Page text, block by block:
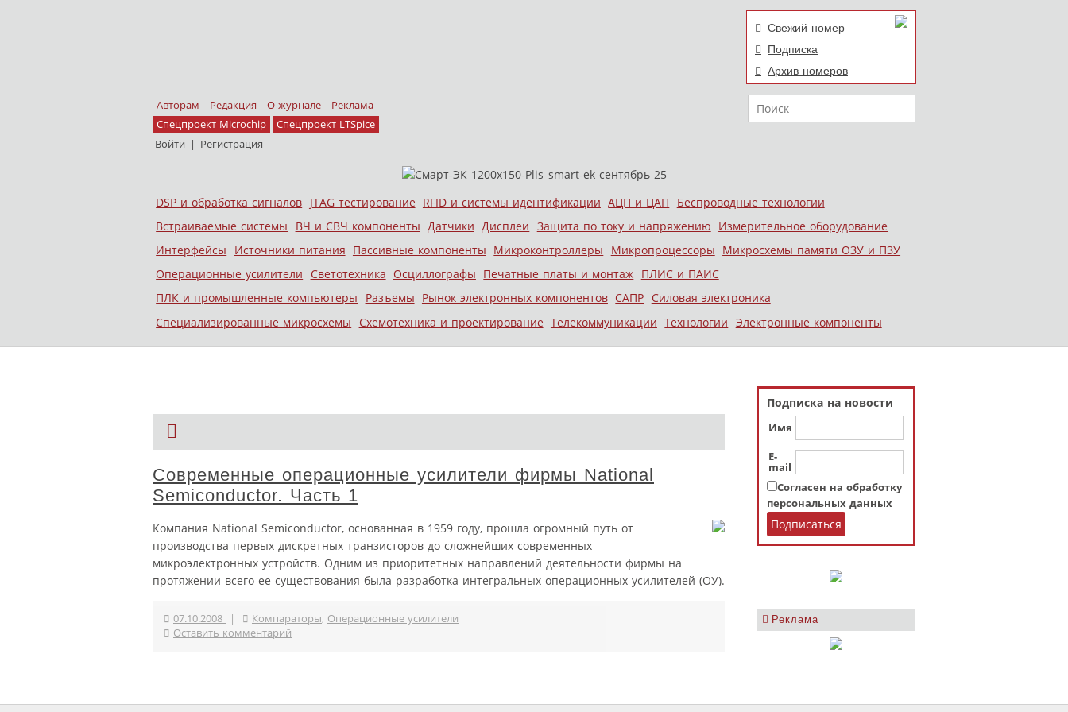
Авторам Редакция О журнале
Реклама
Спецпроект Microchip
Спецпроект LTSpice
Войти | Регистрация
Свежий номер
Подписка
Архив номеров
Поиск
Меню
Skip to content
DSP и обработка сигналов JTAG тестирование RFID и системы идентификации АЦП и ЦАП
Беспроводные технологии
Встраиваемые системы
ВЧ и СВЧ компоненты Датчики Дисплеи Защита по току и напряжению Измерительное оборудование
Интерфейсы
Источники питания Пассивные компоненты Микроконтроллеры Микропроцессоры Микросхемы памяти ОЗУ и ПЗУ
Операционные усилители
Светотехника Осциллографы Печатные платы и монтаж ПЛИС и ПАИС
ПЛК и промышленные компьютеры
Разъемы Рынок электронных компонентов САПР Силовая электроника
Специализированные микросхемы
Схемотехника и проектирование Телекоммуникации Технологии Электронные компоненты
Подписка на новости
Имя
E-
mail
Согласен на обработку
персональных данных
Реклама
Современные операционные усилители фирмы National
Semiconductor. Часть 1
Компания National Semiconductor, основанная в 1959 году, прошла огромный путь от
производства первых дискретных транзисторов до сложнейших современных
микроэлектронных устройств. Одним из приоритетных направлений деятельности фирмы на
протяжении всего ее существования была разработка интегральных операционных усилителей (ОУ).
07.10.2008 | Компараторы, Операционные усилители
Оставить комментарий